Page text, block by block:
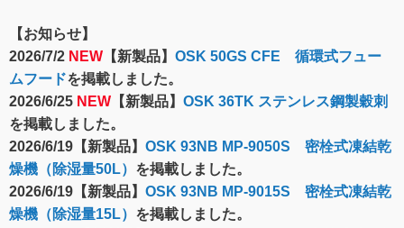
【お知らせ】
2026/7/2 NEW 【新製品】 OSK 50GS CFE 循環式フュー
ムフードを掲載しました。
2026/6/25 NEW 【新製品】 OSK 36TK ステンレス鋼製穀刺
を掲載しました。
2026/6/19【新製品】 OSK 93NB MP-9050S 密栓式凍結乾
燥機（除湿量50L） を掲載しました。
2026/6/19【新製品】 OSK 93NB MP-9015S 密栓式凍結乾
燥機（除湿量15L） を掲載しました。